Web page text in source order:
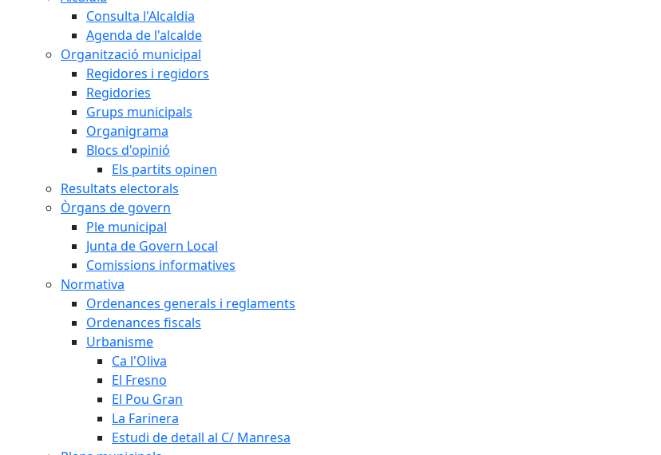
Consulta l'Alcaldia
Agenda de l'alcalde
Organització municipal
Regidores i regidors
Regidories
Grups municipals
Organigrama
Blocs d'opinió
Els partits opinen
Resultats electorals
Òrgans de govern
Ple municipal
Junta de Govern Local
Comissions informatives
Normativa
Ordenances generals i reglaments
Ordenances fiscals
Urbanisme
Ca l'Oliva
El Fresno
El Pou Gran
La Farinera
Estudi de detall al C/ Manresa